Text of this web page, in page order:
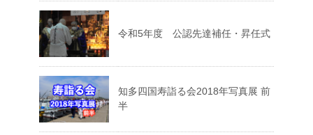
令和5年度 公認先達補任・昇任式
知多四国寿詣る会2018年写真展 前
半